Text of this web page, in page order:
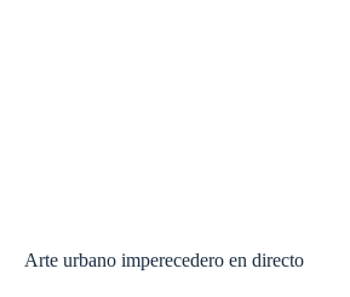
Arte urbano imperecedero en directo